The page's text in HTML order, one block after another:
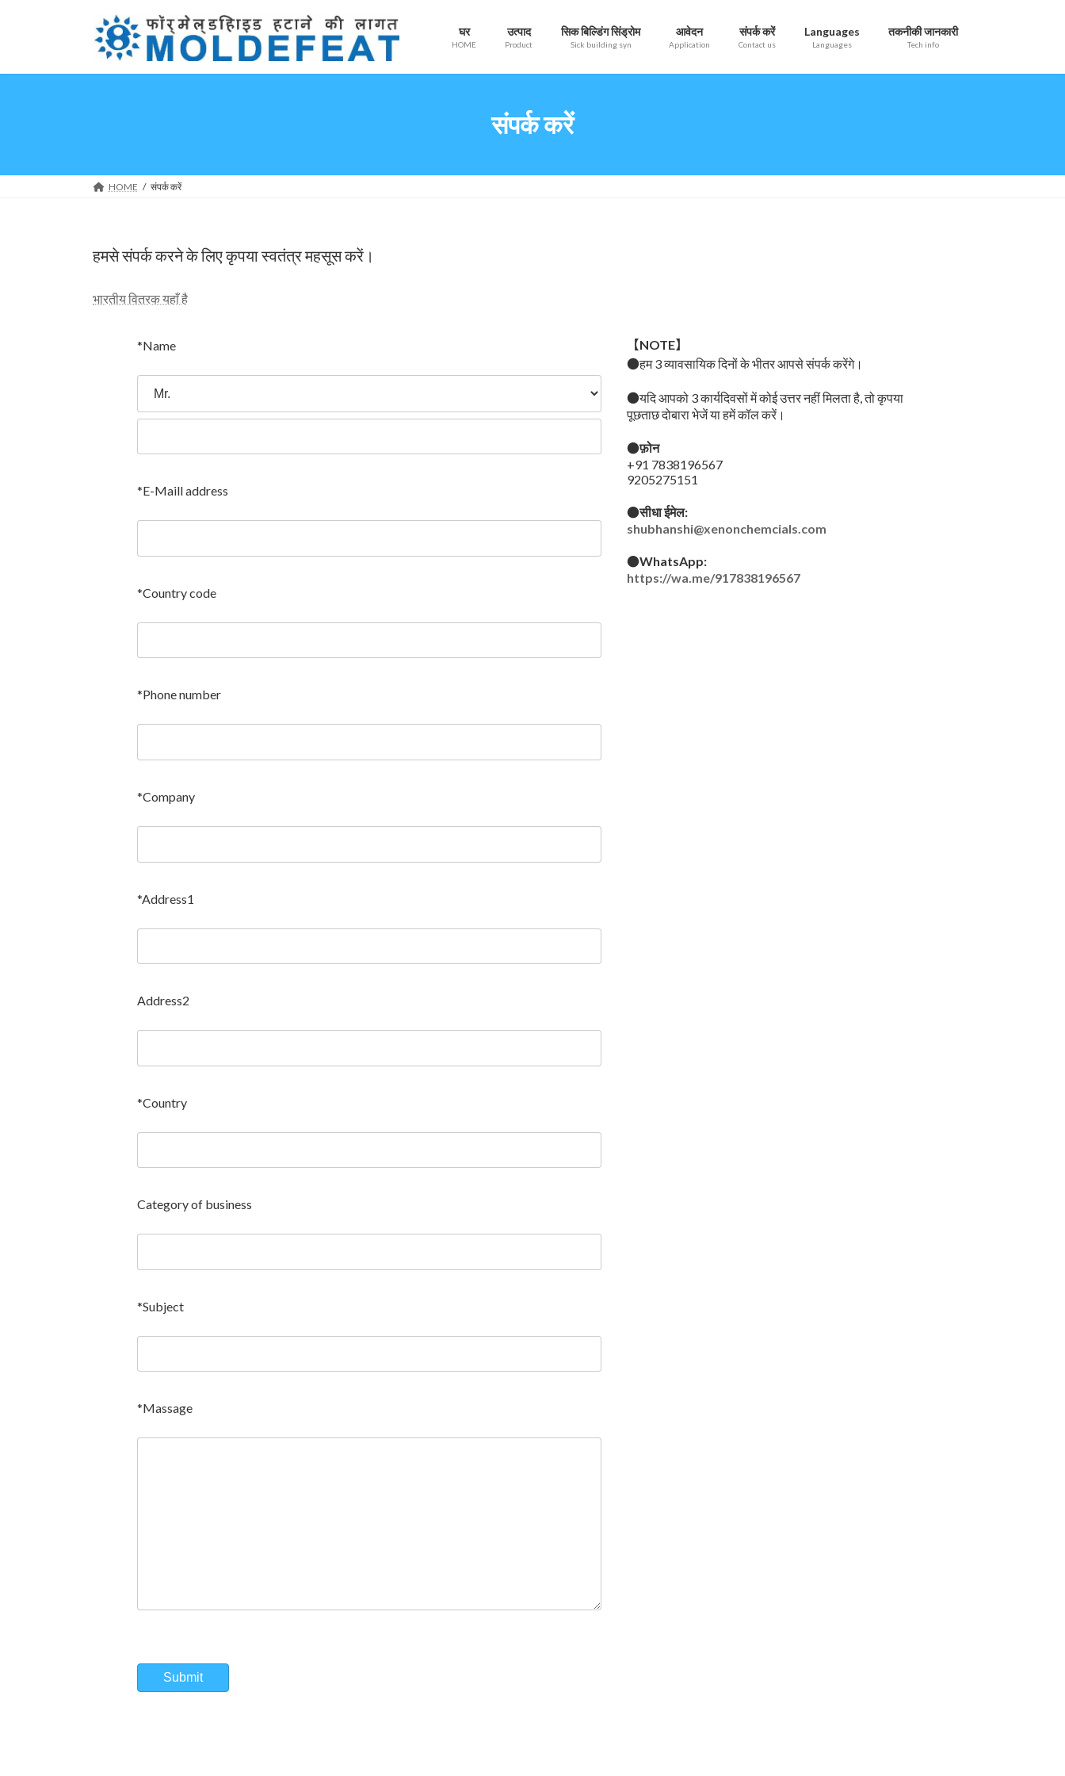
プ
動
घर
HOME
उत्पाद
Product
सिक बिल्डिंग सिंड्रोम
Sick building syn
आवेदन
Application
संपर्क करें
Contact us
Languages
Languages
तकनीकी जानकारी
Tech info
संपर्क करें
HOME संपर्क करें
हमसे संपर्क करने के लिए कृपया स्वतंत्र महसूस करें।
भारतीय वितरक यहाँ है
*Name
*E-Maill address
*Country code
*Phone number
*Company
*Address1
Address2
*Country
Category of business
*Subject
*Massage
【NOTE】
●हम 3 व्यावसायिक दिनों के भीतर आपसे संपर्क करेंगे।
●यदि आपको 3 कार्यदिवसों में कोई उत्तर नहीं मिलता है, तो कृपया
पूछताछ दोबारा भेजें या हमें कॉल करें।
●फ़ोन
+91 7838196567
9205275151
●सीधा ईमेल:
shubhanshi@xenonchemcials.com
●WhatsApp:
https://wa.me/917838196567